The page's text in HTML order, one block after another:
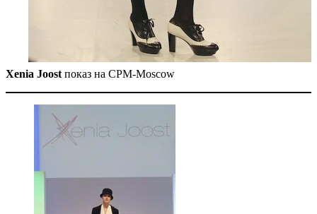
Xenia Joost показ на CPM-Moscow